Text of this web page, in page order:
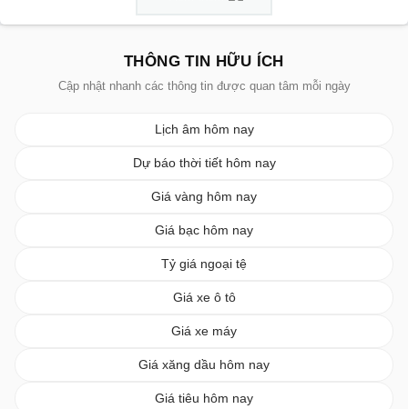
THÔNG TIN HỮU ÍCH
Cập nhật nhanh các thông tin được quan tâm mỗi ngày
Lịch âm hôm nay
Dự báo thời tiết hôm nay
Giá vàng hôm nay
Giá bạc hôm nay
Tỷ giá ngoại tệ
Giá xe ô tô
Giá xe máy
Giá xăng dầu hôm nay
Giá tiêu hôm nay